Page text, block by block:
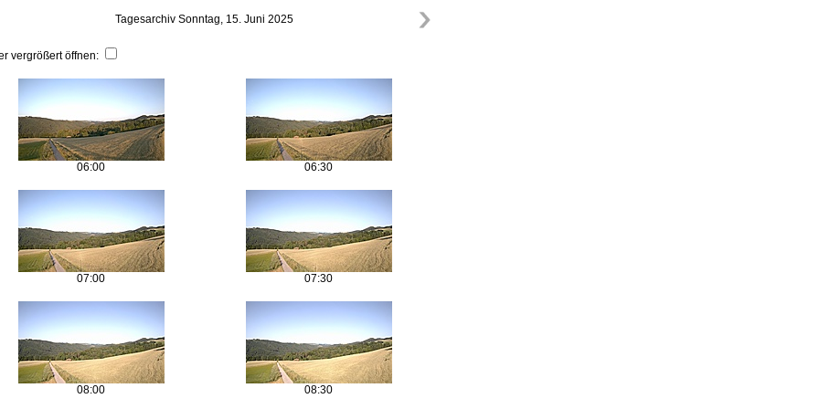
Tagesarchiv Sonntag, 15. Juni 2025
vergrößert öffnen:
06:00 06:30
07:00 07:30
08:00 08:30